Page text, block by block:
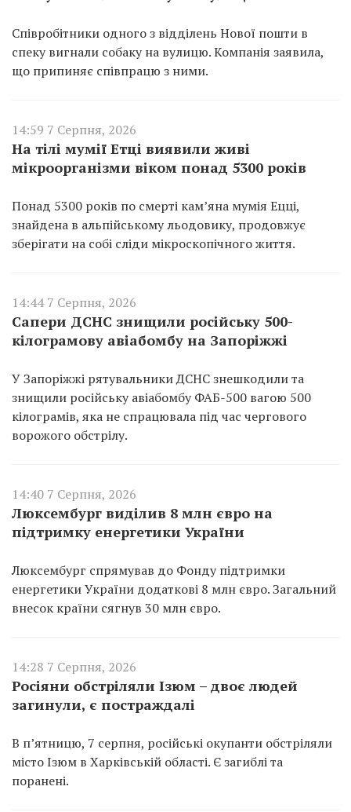
Співробітники одного з відділень Нової пошти в
спеку вигнали собаку на вулицю. Компанія заявила,
що припиняє співпрацю з ними.
14:59 7 Серпня, 2026
На тілі мумії Етці виявили живі
мікроорганізми віком понад 5300 років
Понад 5300 років по смерті кам’яна мумія Ецці,
знайдена в альпійському льодовику, продовжує
зберігати на собі сліди мікроскопічного життя.
14:44 7 Серпня, 2026
Сапери ДСНС знищили російську 500-
кілограмову авіабомбу на Запоріжжі
У Запоріжжі рятувальники ДСНС знешкодили та
знищили російську авіабомбу ФАБ-500 вагою 500
кілограмів, яка не спрацювала під час чергового
ворожого обстрілу.
14:40 7 Серпня, 2026
Люксембург виділив 8 млн євро на
підтримку енергетики України
Люксембург спрямував до Фонду підтримки
енергетики України додаткові 8 млн євро. Загальний
внесок країни сягнув 30 млн євро.
14:28 7 Серпня, 2026
Росіяни обстріляли Ізюм – двоє людей
загинули, є постраждалі
В п’ятницю, 7 серпня, російські окупанти обстріляли
місто Ізюм в Харківській області. Є загиблі та
поранені.